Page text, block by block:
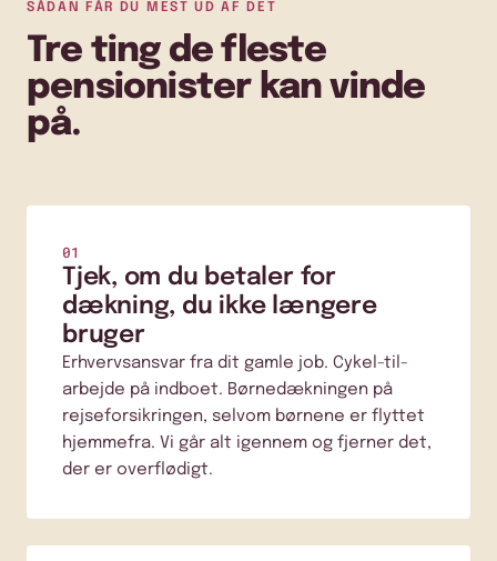
SÅDAN FÅR DU MEST UD AF DET
Tre ting de fleste
pensionister kan vinde
på.
01
Tjek, om du betaler for
dækning, du ikke længere
bruger
Erhvervsansvar fra dit gamle job. Cykel-til-
arbejde på indboet. Børnedækningen på
rejseforsikringen, selvom børnene er flyttet
hjemmefra. Vi går alt igennem og fjerner det,
der er overflødigt.